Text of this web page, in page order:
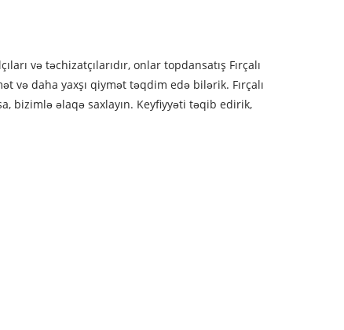
və təchizatçılarıdır, onlar topdansatış Fırçalı
və daha yaxşı qiymət təqdim edə bilərik. Fırçalı
bizimlə əlaqə saxlayın. Keyfiyyəti təqib edirik,